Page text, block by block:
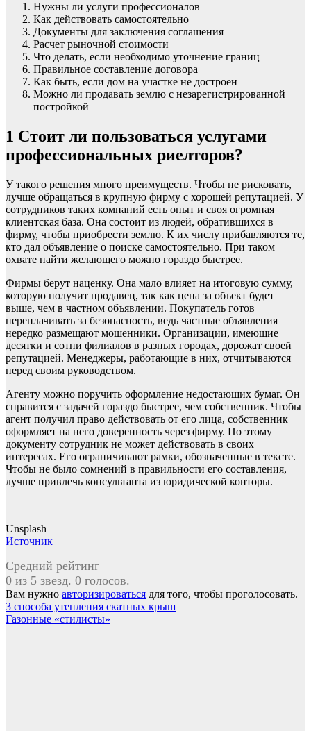
Нужны ли услуги профессионалов
Как действовать самостоятельно
Документы для заключения соглашения
Расчет рыночной стоимости
Что делать, если необходимо уточнение границ
Правильное составление договора
Как быть, если дом на участке не достроен
Можно ли продавать землю с незарегистрированной
постройкой
1 Стоит ли пользоваться услугами
профессиональных риелторов?
У такого решения много преимуществ. Чтобы не рисковать,
лучше обращаться в крупную фирму с хорошей репутацией. У
сотрудников таких компаний есть опыт и своя огромная
клиентская база. Она состоит из людей, обратившихся в
фирму, чтобы приобрести землю. К их числу прибавляются те,
кто дал объявление о поиске самостоятельно. При таком
охвате найти желающего можно гораздо быстрее.
Фирмы берут наценку. Она мало влияет на итоговую сумму,
которую получит продавец, так как цена за объект будет
выше, чем в частном объявлении. Покупатель готов
переплачивать за безопасность, ведь частные объявления
нередко размещают мошенники. Организации, имеющие
десятки и сотни филиалов в разных городах, дорожат своей
репутацией. Менеджеры, работающие в них, отчитываются
перед своим руководством.
Агенту можно поручить оформление недостающих бумаг. Он
справится с задачей гораздо быстрее, чем собственник. Чтобы
агент получил право действовать от его лица, собственник
оформляет на него доверенность через фирму. По этому
документу сотрудник не может действовать в своих
интересах. Его ограничивают рамки, обозначенные в тексте.
Чтобы не было сомнений в правильности его составления,
лучше привлечь консультанта из юридической конторы.
Unsplash
Источник
Средний рейтинг
0 из 5 звезд. 0 голосов.
Вам нужно авторизироваться для того, чтобы проголосовать.
Навигация
по
3 способа утепления скатных крыш
Газонные «стилисты»